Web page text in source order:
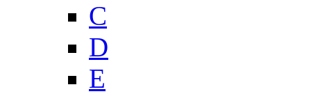
C
D
E